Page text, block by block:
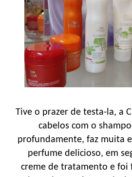
Tive o prazer de testa-la, a
cabelos com o
profundamente, faz muita
perfume delicioso, em
creme de tratamento e foi